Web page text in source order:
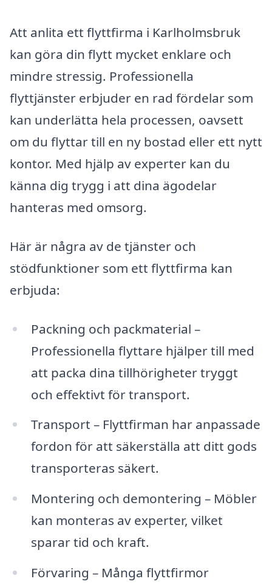
Att anlita ett flyttfirma i Karlholmsbruk
kan göra din flytt mycket enklare och
mindre stressig. Professionella
flyttjänster erbjuder en rad fördelar som
kan underlätta hela processen, oavsett
om du flyttar till en ny bostad eller ett nytt
kontor. Med hjälp av experter kan du
känna dig trygg i att dina ägodelar
hanteras med omsorg.
Här är några av de tjänster och
stödfunktioner som ett flyttfirma kan
erbjuda:
Packning och packmaterial –
Professionella flyttare hjälper till med
att packa dina tillhörigheter tryggt
och effektivt för transport.
Transport – Flyttfirman har anpassade
fordon för att säkerställa att ditt gods
transporteras säkert.
Montering och demontering – Möbler
kan monteras av experter, vilket
sparar tid och kraft.
Förvaring – Många flyttfirmor